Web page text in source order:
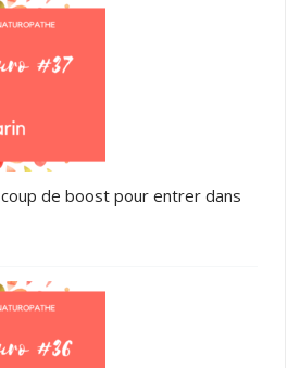
de boost pour entrer dans